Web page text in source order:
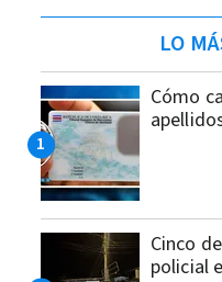
LO
Cómo
Cinco
policial